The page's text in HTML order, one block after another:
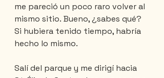
me pareció un poco raro volver al
mismo sitio. Bueno, ¿sabes qué?
Si hubiera tenido tiempo, habría
hecho lo mismo.
Salí del parque y me dirigí hacia